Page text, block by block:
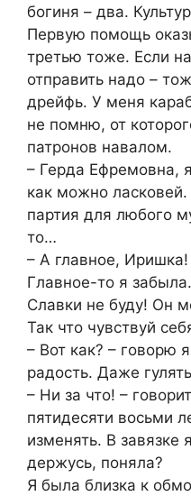
богиня – два.
Первую помощь
третью тоже. Если
отправить надо –
дрейфь. У меня
не помню, от
патронов навалом.
– Герда Ефремовна,
как можно
партия для любого
то…
– А главное,
Главное-то я
Славки не буду! Он
Так что чувствуй
– Вот как? – говорю
радость. Даже
– Ни за что! –
пятидесяти восьми
изменять. В завязке
держусь, поняла?
Я была близка к